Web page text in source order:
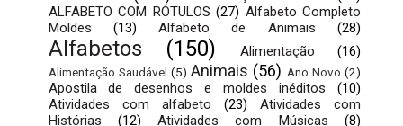
ALFABETO COM RÓTULOS (27) Alfabeto Completo
Moldes
(13) Alfabeto de Animais (28)
Alfabetos (150) Alimentação (16)
Alimentação Saudável (5) Animais (56) Ano Novo (2)
Apostila de desenhos e moldes inéditos
(10)
Atividades com alfabeto
(23)
Atividades com
Histórias
(12) Atividades com Músicas (8)